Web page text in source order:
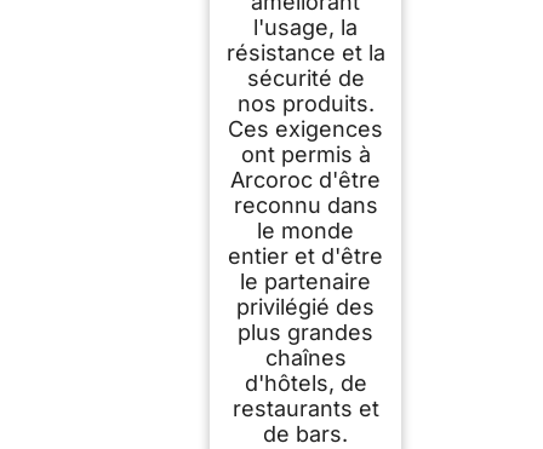
l'usage, la
résistance et la
sécurité de
nos produits.
Ces exigences
ont permis à
Arcoroc d'être
reconnu dans
le monde
entier et d'être
le partenaire
privilégié des
plus grandes
chaînes
d'hôtels, de
restaurants et
de bars.